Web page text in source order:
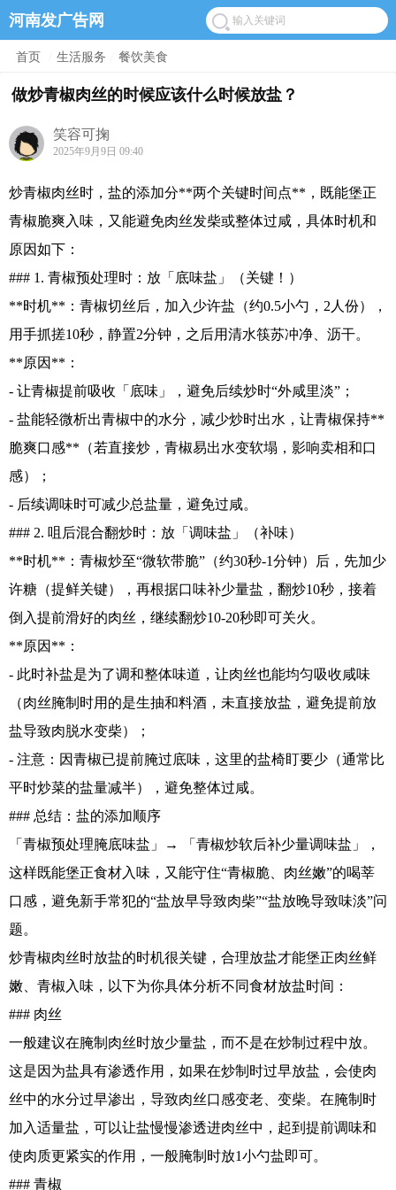
河南发广告网
首页 生活服务 餐饮美食
做炒青椒肉丝的时候应该什么时候放盐？
笑容可掬
2025年9月9日 09:40
炒青椒肉丝时，盐的添加分**两个关键时间点**，既能堡正
青椒脆爽入味，又能避免肉丝发柴或整体过咸，具体时机和
原因如下：
### 1. 青椒预处理时：放「底味盐」（关键！）
**时机**：青椒切丝后，加入少许盐（约0.5小勺，2人份），
用手抓搓10秒，静置2分钟，之后用清水筷苏冲净、沥干。
**原因**：
- 让青椒提前吸收「底味」，避免后续炒时“外咸里淡”；
- 盐能轻微析出青椒中的水分，减少炒时出水，让青椒保持**
脆爽口感**（若直接炒，青椒易出水变软塌，影响卖相和口
感）；
- 后续调味时可减少总盐量，避免过咸。
### 2. 咀后混合翻炒时：放「调味盐」（补味）
**时机**：青椒炒至“微软带脆”（约30秒-1分钟）后，先加少
许糖（提鲜关键），再根据口味补少量盐，翻炒10秒，接着
倒入提前滑好的肉丝，继续翻炒10-20秒即可关火。
**原因**：
- 此时补盐是为了调和整体味道，让肉丝也能均匀吸收咸味
（肉丝腌制时用的是生抽和料酒，未直接放盐，避免提前放
盐导致肉脱水变柴）；
- 注意：因青椒已提前腌过底味，这里的盐椅盯要少（通常比
平时炒菜的盐量减半），避免整体过咸。
### 总结：盐的添加顺序
「青椒预处理腌底味盐」→ 「青椒炒软后补少量调味盐」，
这样既能堡正食材入味，又能守住“青椒脆、肉丝嫩”的喝莘
口感，避免新手常犯的“盐放早导致肉柴”“盐放晚导致味淡”问
题。
炒青椒肉丝时放盐的时机很关键，合理放盐才能堡正肉丝鲜
嫩、青椒入味，以下为你具体分析不同食材放盐时间：
### 肉丝
一般建议在腌制肉丝时放少量盐，而不是在炒制过程中放。
这是因为盐具有渗透作用，如果在炒制时过早放盐，会使肉
丝中的水分过早渗出，导致肉丝口感变老、变柴。在腌制时
加入适量盐，可以让盐慢慢渗透进肉丝中，起到提前调味和
使肉质更紧实的作用，一般腌制时放1小勺盐即可。
### 青椒